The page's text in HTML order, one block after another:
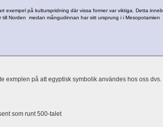
exempel på kulturspridning där vissa former var viktiga. Detta
Norden medan mångudinnan har sitt ursprung i i Mesopotamien
exmplen på att egyptisk symbolik användes hos oss
som runt 500-talet